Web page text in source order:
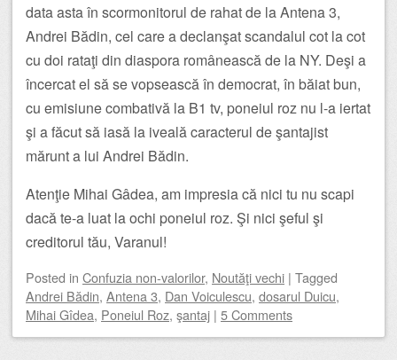
data asta în scormonitorul de rahat de la Antena 3,
Andrei Bădin, cel care a declanşat scandalul cot la cot
cu doi rataţi din diaspora românească de la NY. Deşi a
încercat el să se vopsească în democrat, în băiat bun,
cu emisiune combativă la B1 tv, poneiul roz nu l-a iertat
şi a făcut să iasă la iveală caracterul de şantajist
mărunt a lui Andrei Bădin.
Atenţie Mihai Gâdea, am impresia că nici tu nu scapi
dacă te-a luat la ochi poneiul roz. Şi nici şeful şi
creditorul tău, Varanul!
Posted in Confuzia non-valorilor, Noutăţi vechi | Tagged
Andrei Bădin, Antena 3, Dan Voiculescu, dosarul Duicu,
Mihai Gîdea, Poneiul Roz, şantaj | 5 Comments